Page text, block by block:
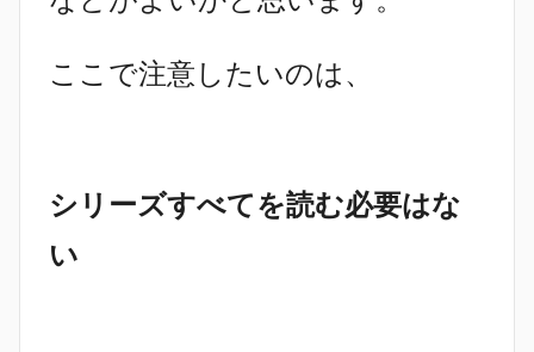
ここで注意したいのは、
シリーズすべてを読む必要はな
い